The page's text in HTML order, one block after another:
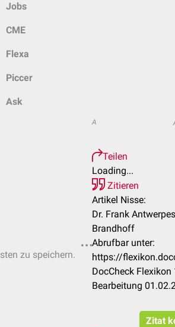
Jobs
CME
Flexa
Piccer
Ask
zu speichern.
A
Teilen
Loading...
Zitieren
Artikel Nisse:
Dr. Frank
Brandhoff
Abrufbar unter:
https://
DocCheck
Bearbeitung
Zitat